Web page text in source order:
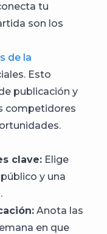
tu
son los
de la
Esto
publicación y
competidores
clave: Elige
y una
Anota las
en que